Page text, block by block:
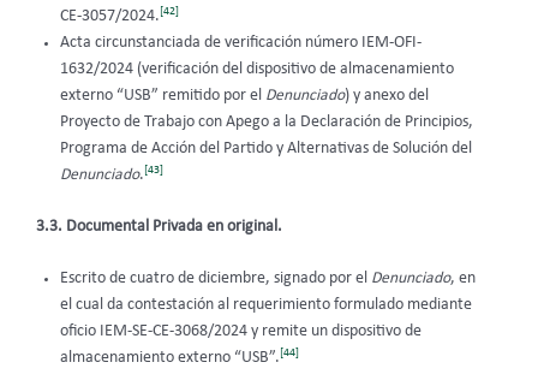
CE-3057/2024.[42]
Acta circunstanciada de verificación número IEM-OFI-
1632/2024 (verificación del dispositivo de almacenamiento
externo “USB” remitido por el Denunciado) y anexo del
Proyecto de Trabajo con Apego a la Declaración de Principios,
Programa de Acción del Partido y Alternativas de Solución del
Denunciado.[43]
3.3. Documental Privada en original.
Escrito de cuatro de diciembre, signado por el Denunciado, en
el cual da contestación al requerimiento formulado mediante
oficio IEM-SE-CE-3068/2024 y remite un dispositivo de
almacenamiento externo “USB”.[44]